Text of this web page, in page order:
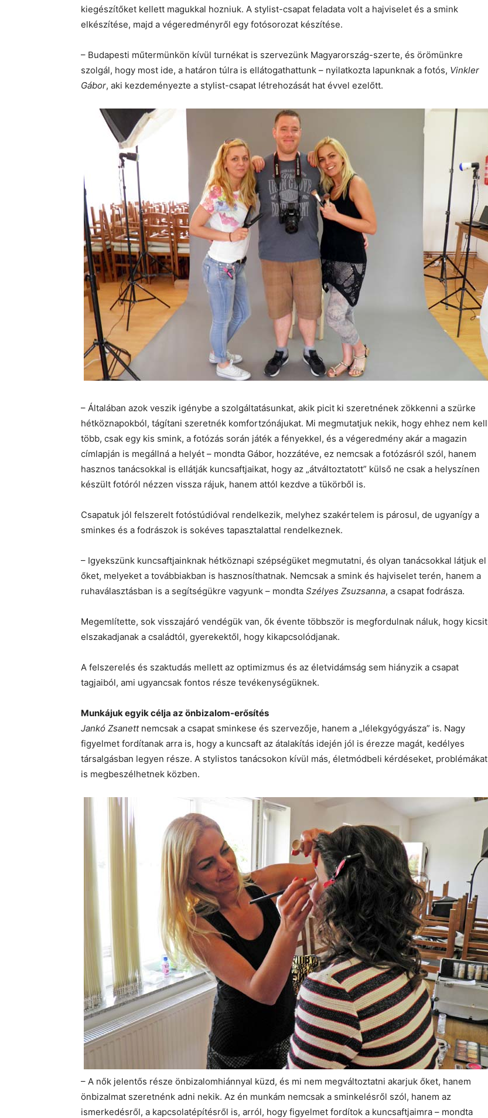
kiegészítőket kellett magukkal hozniuk. A stylist-csapat feladata volt a hajviselet és a smink
elkészítése, majd a végeredményről egy fotósorozat készítése.
– Budapesti műtermünkön kívül turnékat is szervezünk Magyarország-szerte, és örömünkre
szolgál, hogy most ide, a határon túlra is ellátogathattunk – nyilatkozta lapunknak a fotós, Vinkler
Gábor, aki kezdeményezte a stylist-csapat létrehozását hat évvel ezelőtt.
– Általában azok veszik igénybe a szolgáltatásunkat, akik picit ki szeretnének zökkenni a szürke
hétköznapokból, tágítani szeretnék komfortzónájukat. Mi megmutatjuk nekik, hogy ehhez nem kell
több, csak egy kis smink, a fotózás során játék a fényekkel, és a végeredmény akár a magazin
címlapján is megállná a helyét – mondta Gábor, hozzátéve, ez nemcsak a fotózásról szól, hanem
hasznos tanácsokkal is ellátják kuncsaftjaikat, hogy az „átváltoztatott” külső ne csak a helyszínen
készült fotóról nézzen vissza rájuk, hanem attól kezdve a tükörből is.
Csapatuk jól felszerelt fotóstúdióval rendelkezik, melyhez szakértelem is párosul, de ugyanígy a
sminkes és a fodrászok is sokéves tapasztalattal rendelkeznek.
– Igyekszünk kuncsaftjainknak hétköznapi szépségüket megmutatni, és olyan tanácsokkal látjuk el
őket, melyeket a továbbiakban is hasznosíthatnak. Nemcsak a smink és hajviselet terén, hanem a
ruhaválasztásban is a segítségükre vagyunk – mondta Szélyes Zsuzsanna, a csapat fodrásza.
Megemlítette, sok visszajáró vendégük van, ők évente többször is megfordulnak náluk, hogy kicsit
elszakadjanak a családtól, gyerekektől, hogy kikapcsolódjanak.
A felszerelés és szaktudás mellett az optimizmus és az életvidámság sem hiányzik a csapat
tagjaiból, ami ugyancsak fontos része tevékenységüknek.
Munkájuk egyik célja az önbizalom-erősítés
Jankó Zsanett nemcsak a csapat sminkese és szervezője, hanem a „lélekgyógyásza” is. Nagy
figyelmet fordítanak arra is, hogy a kuncsaft az átalakítás idején jól is érezze magát, kedélyes
társalgásban legyen része. A stylistos tanácsokon kívül más, életmódbeli kérdéseket, problémákat
is megbeszélhetnek közben.
– A nők jelentős része önbizalomhiánnyal küzd, és mi nem megváltoztatni akarjuk őket, hanem
önbizalmat szeretnénk adni nekik. Az én munkám nemcsak a sminkelésről szól, hanem az
ismerkedésről, a kapcsolatépítésről is, arról, hogy figyelmet fordítok a kuncsaftjaimra – mondta